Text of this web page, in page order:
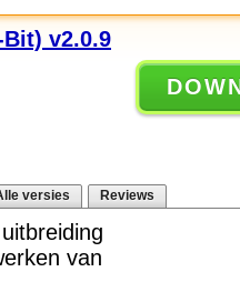
v2.0.9
versies Reviews
van